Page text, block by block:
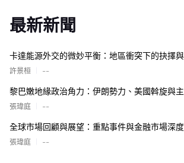
最新新聞
卡達能源外交的微妙平衡：地區衝突下的抉擇
許景桓 --
黎巴嫩地緣政治角力：伊朗勢力、美國斡旋與
張瑋庭 --
全球市場回顧與展望：重點事件與金融市場深
張瑋庭 --